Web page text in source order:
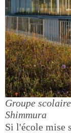
Groupe
Shimmura
Si l'école mise